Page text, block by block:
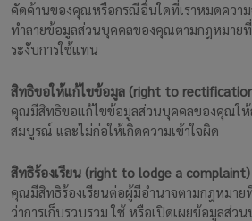
คัดค้านของคุณหรือกรณีอื่นใดที่เราหมดควา
ทำลายข้อมูลส่วนบุคคลของคุณตามกฎหมาย
ระงับการใช้แทน
สิทธิขอให้แก้ไขข้อมูล (right to
คุณมีสิทธิขอแก้ไขข้อมูลส่วนบุคคลของคุณใ
สมบูรณ์ และไม่ก่อให้เกิดความเข้าใจผิด
สิทธิร้องเรียน (right to lodge a complaint)
คุณมีสิทธิร้องเรียนต่อผู้มีอำนาจตามกฎหมาย
ว่าการเก็บรวบรวม ใช้ หรือเปิดเผยข้อมูลส่ว